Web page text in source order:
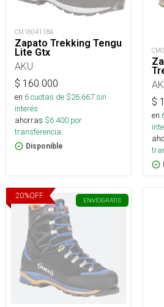
CM180411BA
Zapato Trekking Tengu
Lite Gtx
AKU
$ 160.000
en 6cuotas de $26.667sin
interés
ahorras $6.400 por
transferencia.
Disponible
$
en
20%OFF
ENVÍOGRATIS